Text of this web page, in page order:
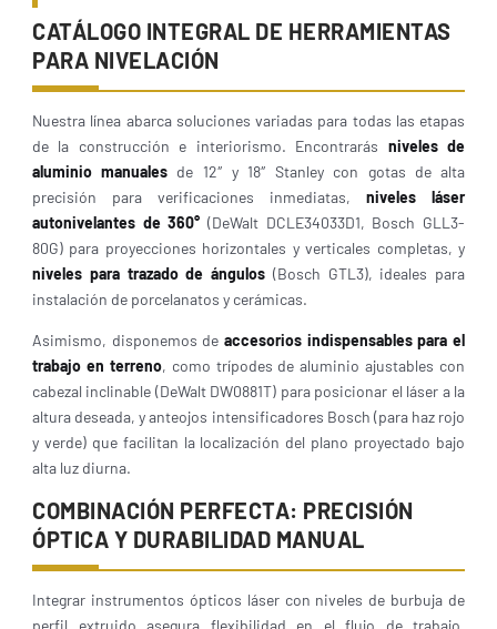
CATÁLOGO INTEGRAL DE HERRAMIENTAS
PARA NIVELACIÓN
Nuestra línea abarca soluciones variadas para todas las etapas
de la construcción e interiorismo. Encontrarás niveles de
aluminio manuales de 12″ y 18″ Stanley con gotas de alta
precisión para verificaciones inmediatas, niveles láser
autonivelantes de 360° (DeWalt DCLE34033D1, Bosch GLL3-
80G) para proyecciones horizontales y verticales completas, y
niveles para trazado de ángulos (Bosch GTL3), ideales para
instalación de porcelanatos y cerámicas.
Asimismo, disponemos de accesorios indispensables para el
trabajo en terreno, como trípodes de aluminio ajustables con
cabezal inclinable (DeWalt DW0881T) para posicionar el láser a la
altura deseada, y anteojos intensificadores Bosch (para haz rojo
y verde) que facilitan la localización del plano proyectado bajo
alta luz diurna.
COMBINACIÓN PERFECTA: PRECISIÓN
ÓPTICA Y DURABILIDAD MANUAL
Integrar instrumentos ópticos láser con niveles de burbuja de
perfil extruido asegura flexibilidad en el flujo de trabajo.